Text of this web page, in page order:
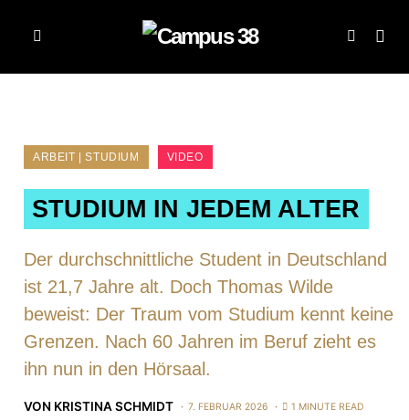
ARBEIT | STUDIUM VIDEO
STUDIUM IN JEDEM ALTER
Der durchschnittliche Student in Deutschland
ist 21,7 Jahre alt. Doch Thomas Wilde
beweist: Der Traum vom Studium kennt keine
Grenzen. Nach 60 Jahren im Beruf zieht es
ihn nun in den Hörsaal.
VON KRISTINA SCHMIDT 7. FEBRUAR 2026 1 MINUTE READ